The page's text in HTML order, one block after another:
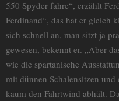
550 Spyder fahre“, erzählt
Ferdinand“, das hat er gleich
sich schnell an, man sitzt ja
gewesen, bekennt er. „Aber
wie die spartanische
mit dünnen Schalensitzen
kaum den Fahrtwind abhält.